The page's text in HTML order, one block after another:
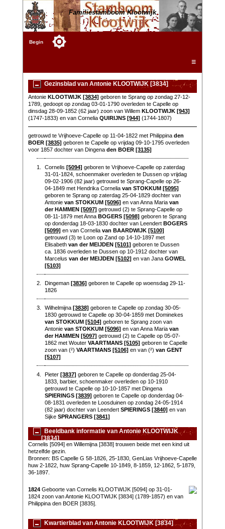
Familiestamboom Klootwijk
Begin
☰
Gezinsblad van Antonie KLOOTWIJK [3834]
Antonie KLOOTWIJK [3834] geboren te Sprang op zondag 27-12-
1789, gedoopt op zondag 03-01-1790 overleden te Capelle op
dinsdag 28-09-1852 (62 jaar) zoon van Willem KLOOTWIJK [943]
(1747-1833) en van Cornelia QUIRIJNS [944] (1744-1807)
getrouwd te Vrijhoeve-Capelle op 11-04-1822 met Philippina den
BOER [3835] geboren te Capelle op vrijdag 09-10-1795 overleden
voor 1857 dochter van Dingena den BOER [3135]
1. Cornelis[5094] geboren te Vrijhoeve-Capelle op zaterdag
31-01-1824, schoenmaker overleden te Dussen op vrijdag
09-02-1906 (82 jaar) getrouwd te Sprang-Capelle op 26-
04-1849 met Hendrika Corneliavan STOKKUM [5095]
geboren te Sprang op zaterdag 25-04-1829 dochter van
Antonievan STOKKUM [5096] en van Anna Mariavan
der HAMMEN [5097] getrouwd (2) te Sprang-Capelle op
08-11-1879 met AnnaBOGERS [5098] geboren te Sprang
op donderdag 18-03-1830 dochter van LeendertBOGERS
[5099] en van Corneliavan BAARDWIJK [5100]
getrouwd (3) te Loon op Zand op 14-10-1897 met
Elisabethvan der MEIJDEN [5101] geboren te Dussen
ca. 1836 overleden te Dussen op 10-1912 dochter van
Marcelusvan der MEIJDEN [5102] en van JanaGOWEL
[5103]
2. Dingeman[3836] geboren te Capelle op woensdag 29-11-
1826
3. Wilhelmijna[3838] geboren te Capelle op zondag 30-05-
1830 getrouwd te Capelle op 30-04-1859 met Dominekes
van STOKKUM [5104] geboren te Sprang zoon van
Antonievan STOKKUM [5096] en van Anna Mariavan
der HAMMEN [5097] getrouwd (2) te Capelle op 05-07-
1862 met WouterVAARTMANS [5105] geboren te Capelle
zoon van (²)VAARTMANS [5106] en van (²)van GENT
[5107]
4. Pieter[3837] geboren te Capelle op donderdag 25-04-
1833, barbier, schoenmaker overleden op 10-1910
getrouwd te Capelle op 10-10-1857 met Dingena
SPIERINGS [3839] geboren te Capelle op donderdag 04-
08-1831 overleden te Loosduinen op zondag 24-05-1914
(82 jaar) dochter van LeendertSPIERINGS [3840] en van
SijkeSPRANGERS [3841]
Beeldbank informatie van Antonie KLOOTWIJK
[3834]
Cornelis [5094] en Willemijna [3838] trouwen beide met een kind uit
hetzelfde gezin.
Bronnen: BS Capelle G 58-1826, 25-1830, GenLias Vrijhoeve-Capelle
huw 2-1822, huw Sprang-Capelle 10-1849, 8-1859, 12-1862, 5-1879,
36-1897.
1824Geboorte van Cornelis KLOOTWIJK [5094] op 31-01-
1824 zoon van Antonie KLOOTWIJK [3834] (1789-1857) en van
Philippina den BOER [3835].
Kwartierblad van Antonie KLOOTWIJK [3834]